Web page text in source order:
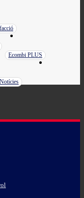
Ecombi PLUS
Notícies